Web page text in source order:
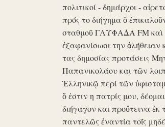
πολιτικοί - δημάρχοι -
πρός το διήγημα ὃ
σταθμοῦ ΓΛΥΦΑΔΑ FM καὶ
ἐξαφανίσωσι την ἀλήθειαν
τας δημοσίας προτάσεις
Παπανικολάου και τῶν
Ἑλληνικῷ περί τῶν
ὅ ἐστιν η πατρίς μου,
διήγαγον και προὔτεινα ἐκ
παντελῶς ἐναντία τοῖς